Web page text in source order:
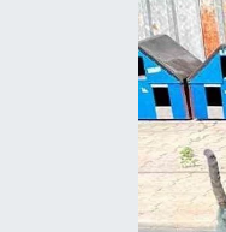
Siyaset
YEREL HABER
Haberde insan
Tanıtım